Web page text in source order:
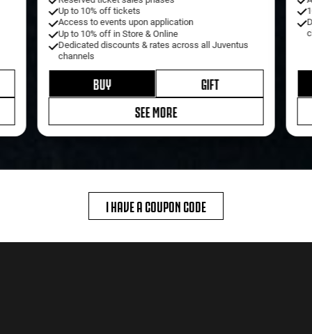
Up to 10% off tickets
Access to events upon application
Up to 10% off in Store & Online
Dedicated discounts & rates across all Juventus
channels
BUY
GIFT
SEE MORE
I HAVE A COUPON CODE